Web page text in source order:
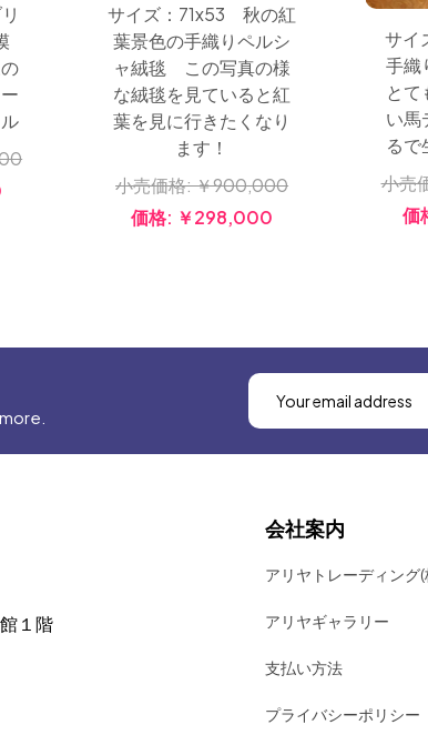
サイズ：71x53 秋の紅
葉景色の手織りペルシ
ャ絨毯 この写真の様
な絨毯を見ていると紅
葉を見に行きたくなり
ます！
小売価格:￥900,000
価格: ￥298,000
サイ
手織
とて
い馬
るで
小売
価
１階
会社案内
アリヤトレーディング(
アリヤギャラリー
支払い方法
プライバシーポリシー